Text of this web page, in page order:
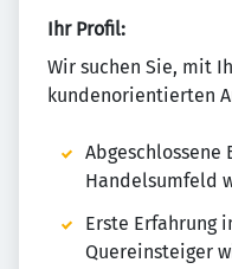
Ihr Profil:
Wir suchen Sie, mit
kundenorientierten
Abgeschlossene
Handelsumfeld
Erste Erfahrung
Quereinsteiger